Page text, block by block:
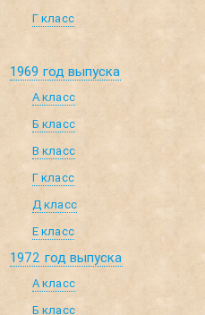
Г класс
1969 год выпуска
А класс
Б класс
В класс
Г класс
Д класс
Е класс
1972 год выпуска
А класс
Б класс